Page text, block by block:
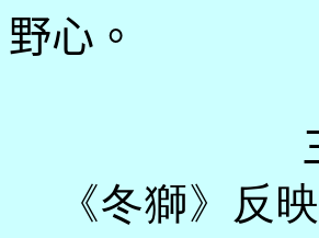
野心。
《冬獅》反